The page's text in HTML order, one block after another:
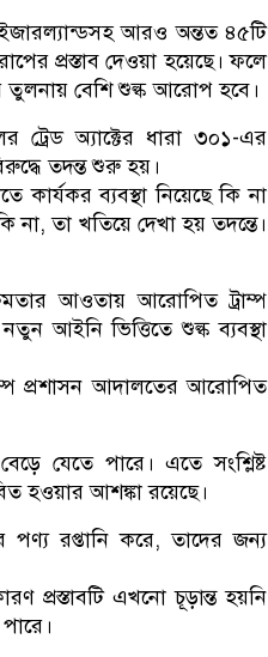
আরও অন্তত ৪৫টি
প্রস্তাব দেওয়া হয়েছে। ফলে
তুলনায় বেশি শুল্ক আরোপ হবে।
ট্রেড অ্যাক্টের ধারা ৩০১-এর
তদন্ত শুরু হয়।
ব্যবস্থা নিয়েছে কি না
না, তা খতিয়ে দেখা হয় তদন্তে।
আওতায় আরোপিত ট্রাম্প
আইনি ভিত্তিতে শুল্ক ব্যবস্থা
প্রশাসন আদালতের আরোপিত
যেতে পারে। এতে সংশ্লিষ্ট
হওয়ার আশঙ্কা রয়েছে।
পণ্য রপ্তানি করে, তাদের জন্য
প্রস্তাবটি এখনো চূড়ান্ত হয়নি